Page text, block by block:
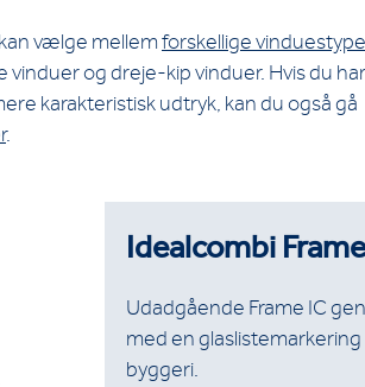
vælge mellem forskellige
og dreje-kip vinduer. Hvis du har
karakteristisk udtryk, kan du også gå
.
Idealcombi
Udadgående Frame IC
med en
byggeri.